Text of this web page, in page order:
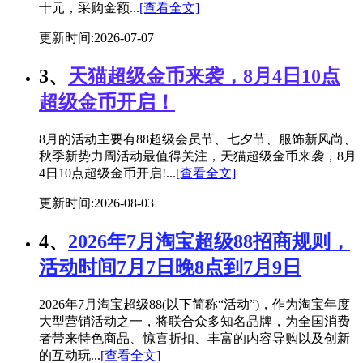
十元，采购金额...[查看全文]
更新时间:2026-07-07
3、 天猫超级金币来袭，8月4日10点
超级金币开启！
8月的活动主要有88超级会员节、七夕节、服饰新风尚、
秋季新势力周活动最值得关注，天猫超级金币来袭，8月
4日10点超级金币开启!...[查看全文]
更新时间:2026-08-03
4、 2026年7月淘宝超级88招商规则，
活动时间7月7日晚8点到7月9日
2026年7月淘宝超级88(以下简称“活动”)，作为淘宝年度
大型营销活动之一，将联合众多知名品牌，为全国消费
者带来特色商品、惊喜折扣、丰富的内容导购以及创新
的互动玩...[查看全文]